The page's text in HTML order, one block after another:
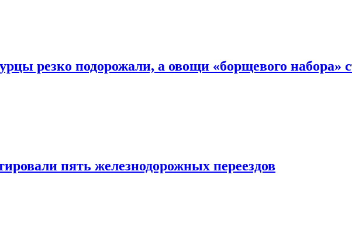
резко подорожали, а овощи «борщевого набора»
пять железнодорожных переездов